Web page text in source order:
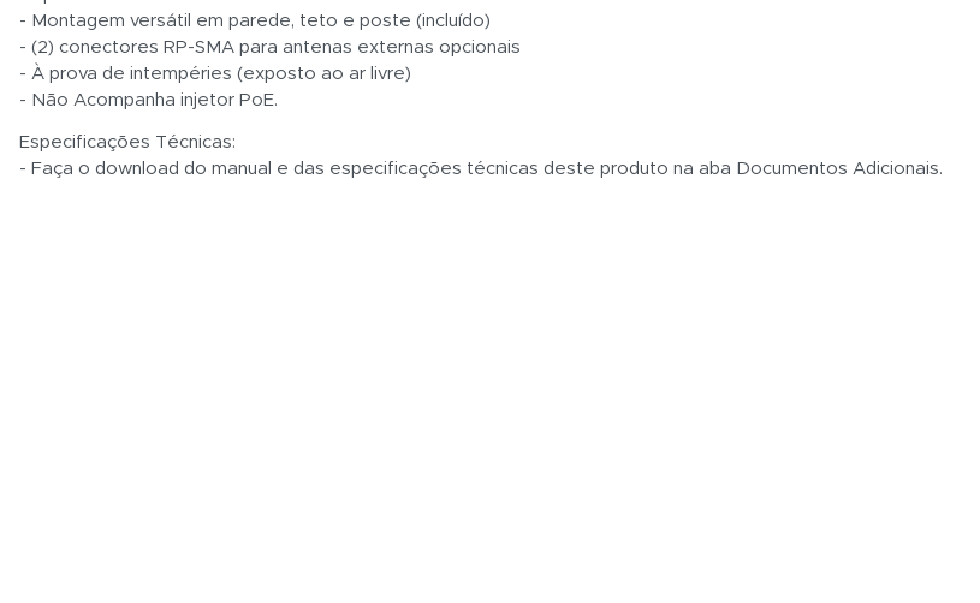
- Montagem versátil em parede, teto e poste (incluído)
- (2) conectores RP-SMA para antenas externas opcionais
- À prova de intempéries (exposto ao ar livre)
- Não Acompanha injetor PoE.
Especificações Técnicas:
- Faça o download do manual e das especificações técnicas deste produto na aba Documentos Adicionais.